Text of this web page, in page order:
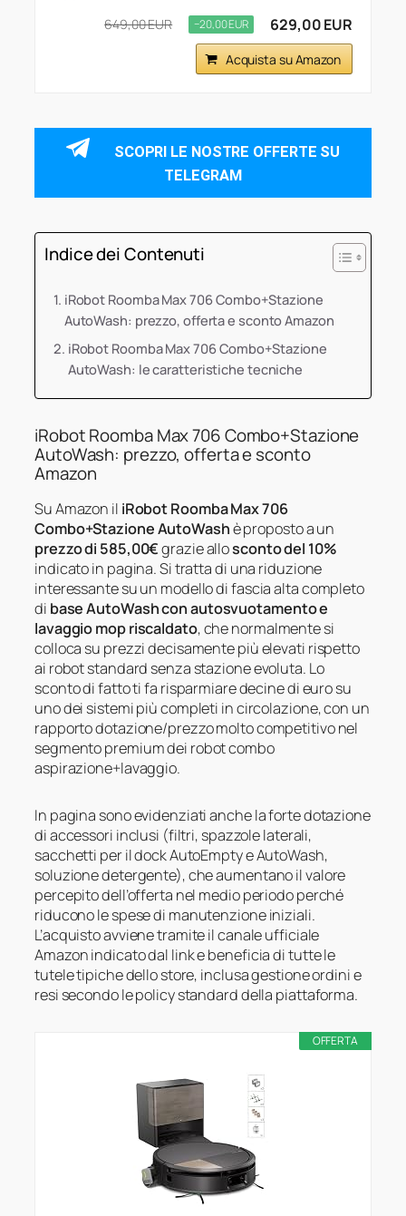
649,00 EUR −20,00 EUR 629,00 EUR
Acquista su Amazon
SCOPRI LE NOSTRE OFFERTE SU
TELEGRAM
Indice dei Contenuti
iRobot Roomba Max 706 Combo+Stazione
AutoWash: prezzo, offerta e sconto Amazon
iRobot Roomba Max 706 Combo+Stazione
AutoWash: le caratteristiche tecniche
iRobot Roomba Max 706 Combo+Stazione
AutoWash: prezzo, offerta e sconto
Amazon
Su Amazon il iRobot Roomba Max 706
Combo+Stazione AutoWashè proposto a un
prezzo di 585,00€grazie allosconto del 10%
indicato in pagina. Si tratta di una riduzione
interessante su un modello di fascia alta completo
di base AutoWash con autosvuotamento e
lavaggio mop riscaldato, che normalmente si
colloca su prezzi decisamente più elevati rispetto
ai robot standard senza stazione evoluta. Lo
sconto di fatto ti fa risparmiare decine di euro su
uno dei sistemi più completi in circolazione, con un
rapporto dotazione/prezzo molto competitivo nel
segmento premium dei robot combo
aspirazione+lavaggio.
In pagina sono evidenziati anche la forte dotazione
di accessori inclusi (filtri, spazzole laterali,
sacchetti per il dock AutoEmpty e AutoWash,
soluzione detergente), che aumentano il valore
percepito dell’offerta nel medio periodo perché
riducono le spese di manutenzione iniziali.
L’acquisto avviene tramite il canale ufficiale
Amazon indicato dal link e beneficia di tutte le
tutele tipiche dello store, inclusa gestione ordini e
resi secondo le policy standard della piattaforma.
OFFERTA